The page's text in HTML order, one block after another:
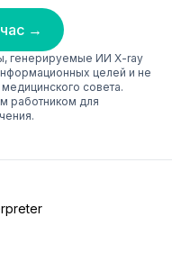
→
генерируемые ИИ X-ray
целей и не
совета.
работником для